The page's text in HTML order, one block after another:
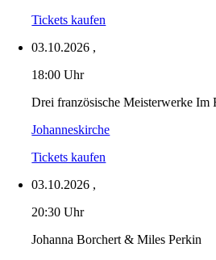
Tickets kaufen
03.10.2026 ,
18:00 Uhr
Drei französische Meisterwerke Im
Johanneskirche
Tickets kaufen
03.10.2026 ,
20:30 Uhr
Johanna Borchert & Miles Perkin